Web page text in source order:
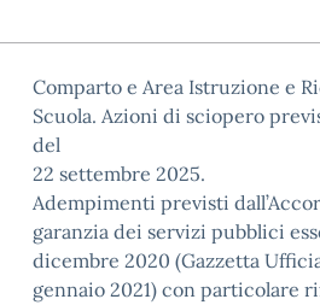
Comparto e Area Istruzione e
Scuola. Azioni di sciopero
del
22 settembre 2025.
Adempimenti previsti
garanzia dei servizi pubblici
dicembre 2020 (Gazzetta
gennaio 2021) con particolare